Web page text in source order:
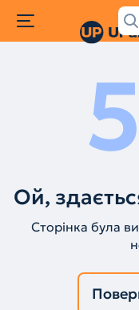
5
Ой,
Сторінка була